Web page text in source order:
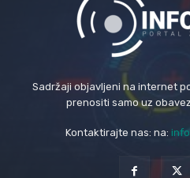
Sadržaji objavljeni na internet
prenositi samo uz
Kontaktirajte nas: na: